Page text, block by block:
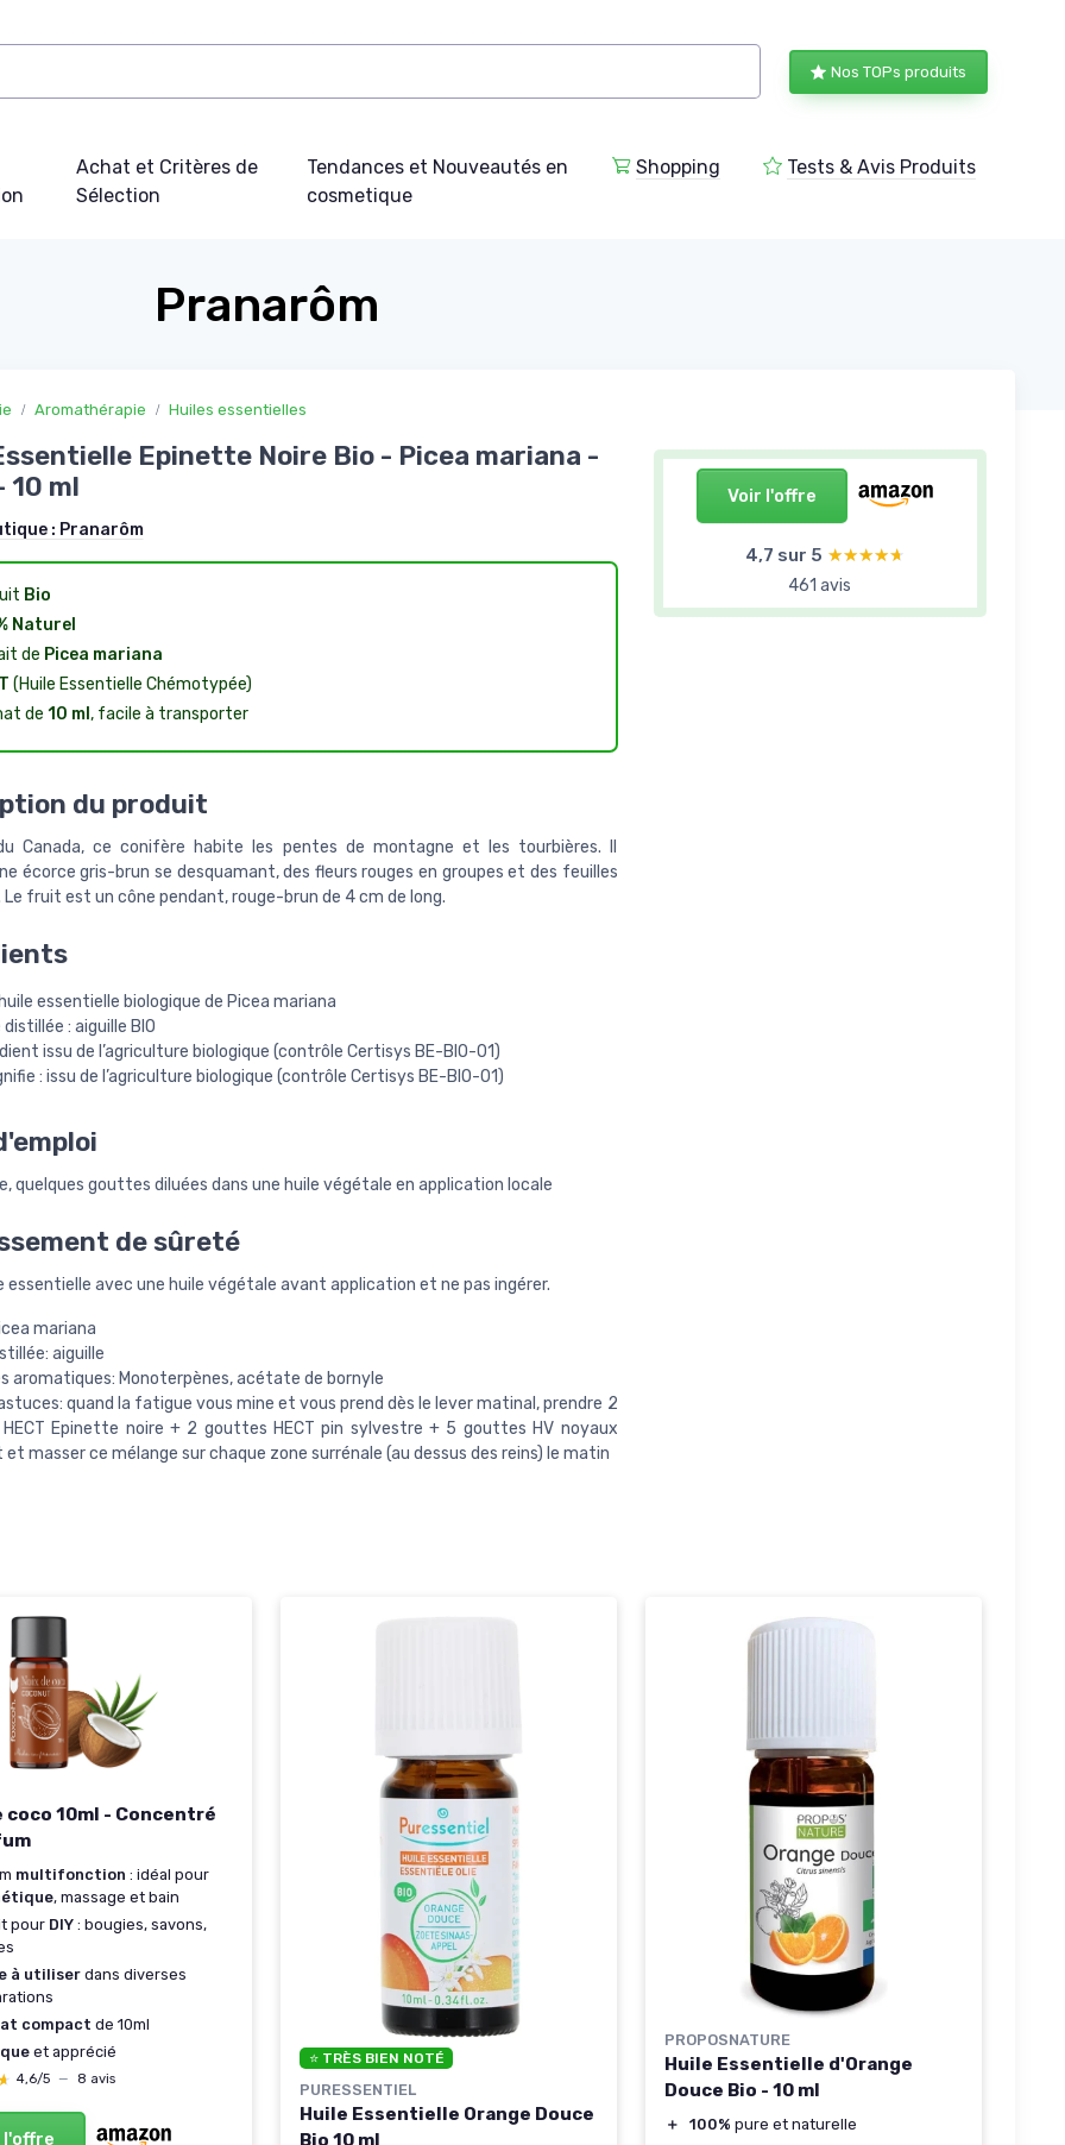
Nos TOPs produits
Achat et Critères de
Sélection
Tendances et Nouveautés en
cosmetique
Shopping Tests & Avis Produits
Pranarôm
Aromathérapie Huiles essentielles
Voir l'offre
4,7 sur 5 ★★★★★
★★★★★
461 avis
Epinette Noire Bio - Picea mariana -
10 ml
: Pranarôm
Bio
Naturel
de Picea mariana
(Huile Essentielle Chémotypée)
de 10 ml , facile à transporter
du produit
Canada, ce conifère habite les pentes de montagne et les tourbières. Il
écorce gris-brun se desquamant, des fleurs rouges en groupes et des feuilles
Le fruit est un cône pendant, rouge-brun de 4 cm de long.
essentielle biologique de Picea mariana
: aiguille BIO
issu de l’agriculture biologique (contrôle Certisys BE-BIO-01)
: issu de l’agriculture biologique (contrôle Certisys BE-BIO-01)
quelques gouttes diluées dans une huile végétale en application locale
de sûreté
essentielle avec une huile végétale avant application et ne pas ingérer.
mariana
aiguille
aromatiques: Monoterpènes, acétate de bornyle
quand la fatigue vous mine et vous prend dès le lever matinal, prendre 2
Epinette noire + 2 gouttes HECT pin sylvestre + 5 gouttes HV noyaux
masser ce mélange sur chaque zone surrénale (au dessus des reins) le matin
coco 10ml - Concentré
multifonction : idéal pour
, massage et bain
pour DIY : bougies, savons,
à utiliserdans diverses
compact de 10ml
et apprécié
4,6/5 — 8 avis
l'offre
⭐ TRÈS BIEN NOTÉ
PURESSENTIEL
Huile Essentielle Orange Douce
Bio 10 ml
PROPOSNATURE
Huile Essentielle d'Orange
Douce Bio - 10 ml
＋ 100% pure et naturelle